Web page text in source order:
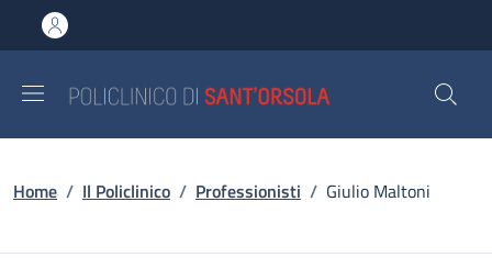
al contenuto principale
to footer content
Briciole di pane
Home / Il Policlinico / Professionisti / Giulio Maltoni